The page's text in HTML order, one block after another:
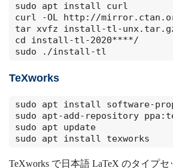
sudo apt install curl
curl -OL http://
tar xvfz install-tl-
cd install-tl-2020****/
sudo ./install-tl
TeXworks
sudo apt install software-
sudo apt-add-repository
sudo apt update
sudo apt install texworks
TeXworks で日本語 LaTeX のタイプセ